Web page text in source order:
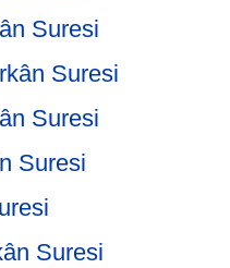
Suresi
Suresi
Suresi
Suresi
Suresi